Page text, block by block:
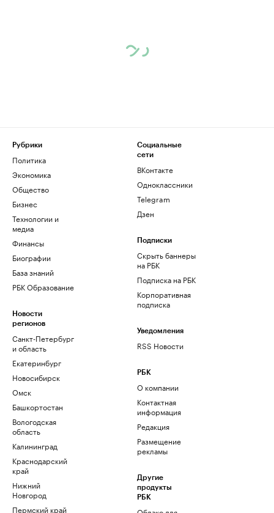
Рубрики
Политика
Экономика
Общество
Бизнес
Технологии и
медиа
Финансы
Биографии
База знаний
РБК Образование
Новости
регионов
Санкт-Петербург
и область
Екатеринбург
Новосибирск
Омск
Башкортостан
Вологодская
область
Калининград
Краснодарский
край
Нижний
Новгород
Пермский край
Социальные
сети
ВКонтакте
Одноклассники
Telegram
Дзен
Подписки
Скрыть баннеры
на РБК
Подписка на РБК
Корпоративная
подписка
Уведомления
RSS Новости
РБК
О компании
Контактная
информация
Редакция
Размещение
рекламы
Другие
продукты
РБК